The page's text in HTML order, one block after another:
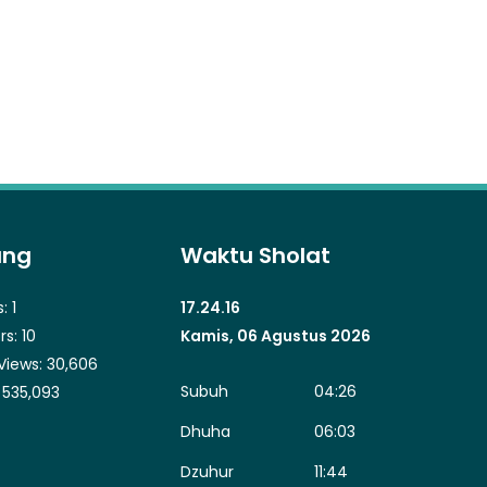
1
10
30,606
535,093
Waktu Sholat
17.24.16
Kamis, 06 Agustus 2026
Subuh
04:26
Dhuha
06:03
Dzuhur
11:44